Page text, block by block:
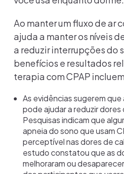
Ao manter um fluxo de ar
ajuda a manter os níveis
a reduzir interrupções do
benefícios e resultados
terapia com CPAP
As evidências sugerem que
pode ajudar a reduzir
Pesquisas indicam que
apneia do sono que usam
perceptível nas dores de
estudo constatou que as
melhoraram ou